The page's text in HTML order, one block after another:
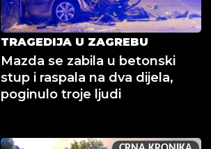
TRAGEDIJA U ZAGREBU
Mazda se zabila u betonski
stup i raspala na dva dijela,
poginulo troje ljudi